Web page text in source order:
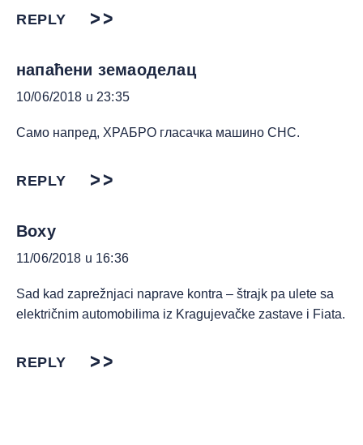
REPLY
напаћени земаоделац
10/06/2018 u 23:35
Само напред, ХРАБРО гласачка машино СНС.
REPLY
Boxy
11/06/2018 u 16:36
Sad kad zaprežnjaci naprave kontra – štrajk pa ulete sa
električnim automobilima iz Kragujevačke zastave i Fiata.
REPLY